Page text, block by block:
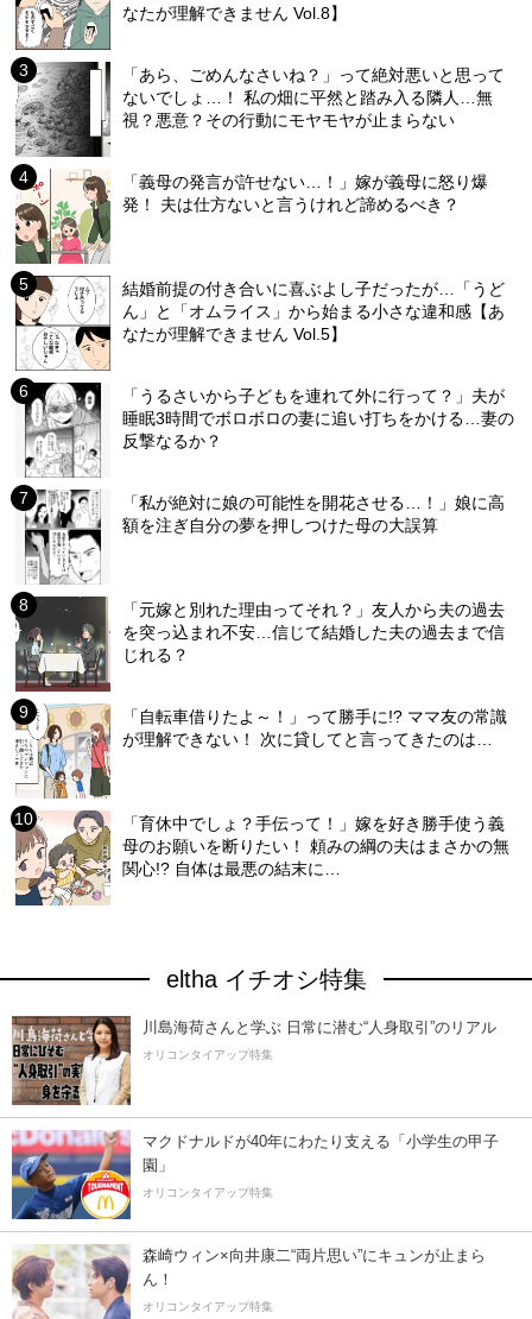
なたが理解できません Vol.8】
「あら、ごめんなさいね？」って絶対悪いと思って
ないでしょ…！ 私の畑に平然と踏み入る隣人…無
視？悪意？その行動にモヤモヤが止まらない
「義母の発言が許せない…！」嫁が義母に怒り爆
発！ 夫は仕方ないと言うけれど諦めるべき？
結婚前提の付き合いに喜ぶよし子だったが…「うど
ん」と「オムライス」から始まる小さな違和感【あ
なたが理解できません Vol.5】
「うるさいから子どもを連れて外に行って？」夫が
睡眠3時間でボロボロの妻に追い打ちをかける…妻の
反撃なるか？
「私が絶対に娘の可能性を開花させる…！」娘に高
額を注ぎ自分の夢を押しつけた母の大誤算
「元嫁と別れた理由ってそれ？」友人から夫の過去
を突っ込まれ不安…信じて結婚した夫の過去まで信
じれる？
「自転車借りたよ～！」って勝手に!? ママ友の常識
が理解できない！ 次に貸してと言ってきたのは…
「育休中でしょ？手伝って！」嫁を好き勝手使う義
母のお願いを断りたい！ 頼みの綱の夫はまさかの無
関心!? 自体は最悪の結末に…
eltha イチオシ特集
川島海荷さんと学ぶ 日常に潜む“人身取引”のリアル
オリコンタイアップ特集
マクドナルドが40年にわたり支える「小学生の甲子
園」
オリコンタイアップ特集
森崎ウィン×向井康二“両片思い”にキュンが止まら
ん！
オリコンタイアップ特集